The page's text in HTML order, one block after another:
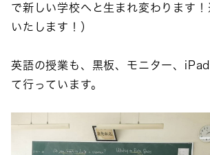
で新しい学校へと生まれ変わります
いたします！）
英語の授業も、黒板、モニター、
て行っています。